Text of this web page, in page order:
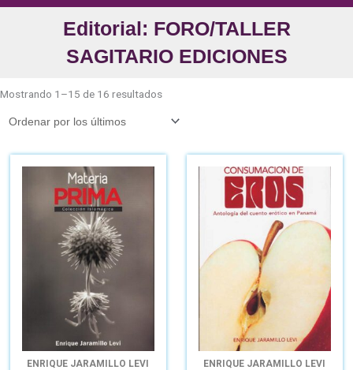
Editorial: FORO/TALLER
SAGITARIO EDICIONES
Mostrando 1–15 de 16 resultadospor
ENRIQUE JARAMILLO LEVI ENRIQUE JARAMILLO LEVI